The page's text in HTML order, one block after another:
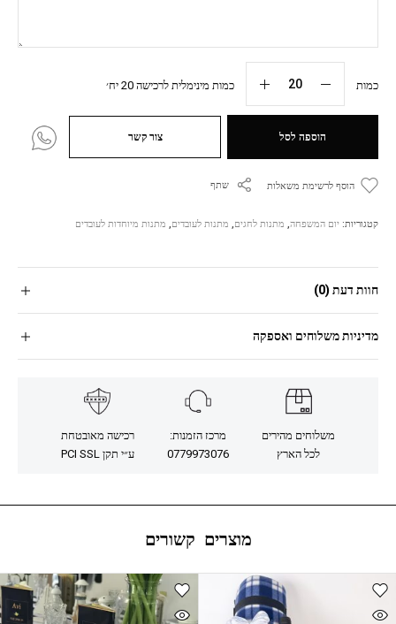
כמות כמות מינימלית לרכישה 20 יח׳
הוספה לסל צור קשר
הוסף לרשימת משאלות שתף
קטגוריות: יום המשפחה, מתנות לחגים, מתנות לעובדים, מתנות מיוחדות לעובדים
חוות דעת (0)
מדיניות משלוחים ואספקה
משלוחים מהירים
לכל הארץ
מרכז הזמנות:
0779973076
רכישה מאובטחת
ע״י תקן PCI SSL
מוצרים קשורים